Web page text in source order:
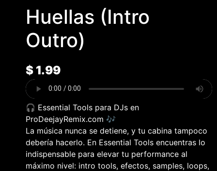
Huellas (Intro
Outro)
$1.99
🎧 Essential Tools para DJs en
ProDeejayRemix.com 🎶
La música nunca se detiene, y tu cabina tampoco
debería hacerlo. En Essential Tools encuentras lo
indispensable para elevar tu performance al
máximo nivel: intro tools, efectos, samples, loops,